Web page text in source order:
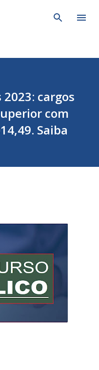
principal
cargos
com
Saiba